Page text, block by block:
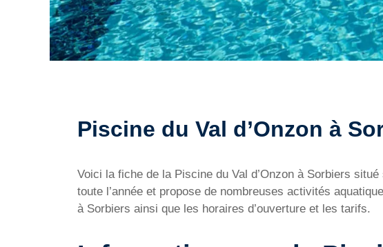
Piscine du Val d’Onzon à
Voici la fiche de la Piscine du Val d’Onzon à Sorbiers
toute l’année et propose de nombreuses activités
à Sorbiers ainsi que les horaires d’ouverture et les tarifs.